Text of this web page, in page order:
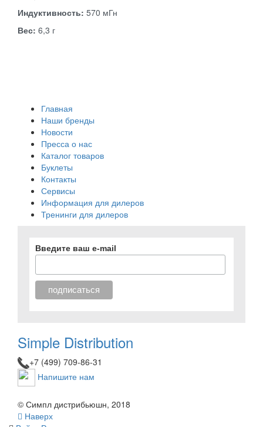
Индуктивность: 570 мГн
Вес: 6,3 г
Главная
Наши бренды
Новости
Пресса о нас
Каталог товаров
Буклеты
Контакты
Сервисы
Информация для дилеров
Тренинги для дилеров
Введите ваш e-mail
Simple Distribution
+7 (499) 709-86-31
Напишите нам
© Симпл дистрибьюшн, 2018
Наверх